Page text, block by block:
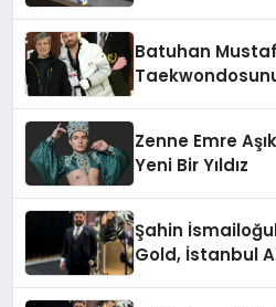
Batuhan
Zenne Emre
Yeni Bir Yıldız
Şahin
Gold, İstanbul